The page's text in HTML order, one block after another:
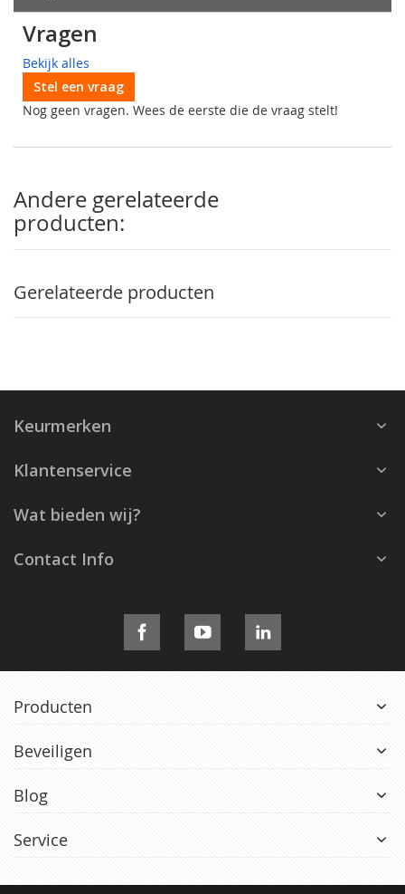
Vragen
Bekijk alles
Stel een vraag
Nog geen vragen. Wees de eerste die de vraag stelt!
Andere gerelateerde
producten:
Gerelateerde producten
Keurmerken
Klantenservice
Wat bieden wij?
Contact Info
Producten
Beveiligen
Blog
Service